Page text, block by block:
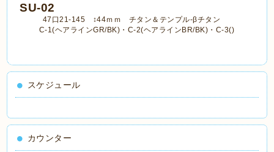
SU-02
47口21-145 ↕44ｍｍ チタン＆テンプル-βチタン
C-1(ヘアラインGR/BK)・C-2(ヘアラインBR/BK)・C-3()
スケジュール
カウンター